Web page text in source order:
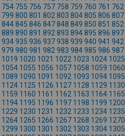
754 755 756 757 758 759 760 761 762
799 800 801 802 803 804805 806 807
844845 846 847848 849 850 851 852
889 890 891 892 893 894895 896 897
934935 936 937938 939 940 941 942
979 980 981 982 983 984985 986 987
1019 1020 1021 1022 1023 1024 1025
1054 1055 1056 1057 1058 1059 1060
1089 1090 1091 1092 1093 1094 1095
1124 1125 1126 1127 1128 1129 1130
1159 1160 1161 1162 1163 1164 1165
1194 1195 1196 1197 1198 1199 1200
1229 1230 1231 1232 1233 1234 1235
1264 1265 1266 1267 1268 1269 1270
1299 1300 1301 1302 1303 1304 1305